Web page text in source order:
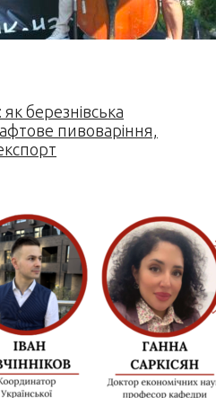
березнівська
пивоваріння,